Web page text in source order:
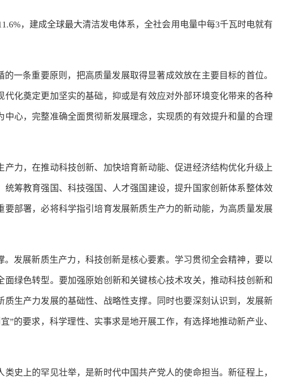
，建成全球最大清洁发电体系，全社会用电量中每3千瓦时电就有
条重要原则，把高质量发展取得显著成效放在主要目标的首位。
化奠定更加坚实的基础，抑或是有效应对外部环境变化带来的各种
心，完整准确全面贯彻新发展理念，实现质的有效提升和量的合理
，在推动科技创新、加快培育新动能、促进经济结构优化升级上
筹教育强国、科技强国、人才强国建设，提升国家创新体系整体效
部署，必将科学指引培育发展新质生产力的新动能，为高质量发展
发展新质生产力，科技创新是核心要素。学习贯彻全会精神，要以
绿色转型。要加强原始创新和关键核心技术攻关，推动科技创新和
生产力发展的基础性、战略性支撑。同时也要深刻认识到，发展新
的要求，科学理性、实事求是地开展工作，有选择地推动新产业、
上的罕见壮举，是新时代中国共产党人的使命担当。新征程上，